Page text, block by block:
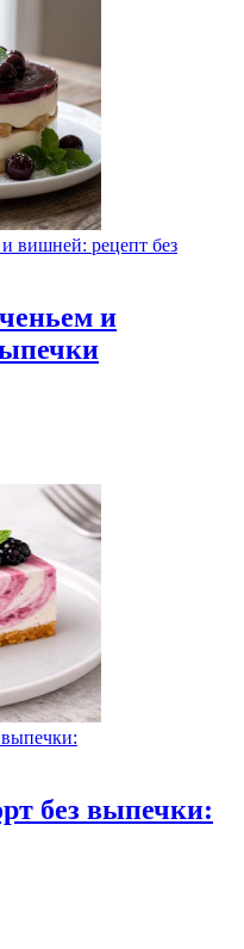
вишней: рецепт без
и
без выпечки: